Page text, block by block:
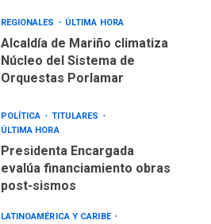
REGIONALES ÚLTIMA HORA
Alcaldía de Mariño climatiza
Núcleo del Sistema de
Orquestas Porlamar
POLÍTICA
TITULARES
ÚLTIMA HORA
Presidenta Encargada
evalúa financiamiento obras
post-sismos
LATINOAMÉRICA Y CARIBE